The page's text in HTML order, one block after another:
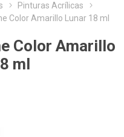
Pinturas Acrílicas
Color Amarillo Lunar 18 ml
Color Amarillo
ml